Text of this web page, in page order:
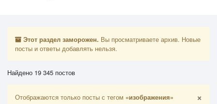
Этот раздел заморожен. Вы просматриваете архив. Новые
посты и ответы добавлять нельзя.
Найдено 19 345 постов
Отображаются только посты с тегом «изображения» ×